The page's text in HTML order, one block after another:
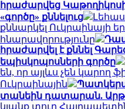
հրաժարվեց
«գործը» քննելուց
քննարկել Ուկրաինայի
հնարավորությունը
հրաժարվել է քննել
եպիսկոպոսների գործը
են, որ այլևս չեն կարող
Ուկրաինային
տանեին դատարան.
կյանք տուր